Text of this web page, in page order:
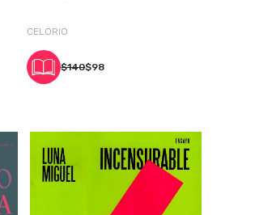
CELORIO
$140$98